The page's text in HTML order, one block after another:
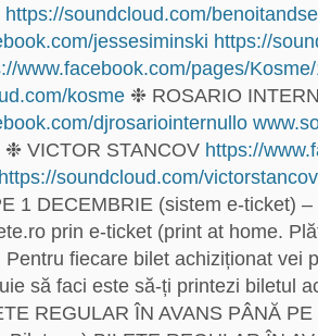
https://soundcloud.com/
jessesiminski https://
www.facebook.com/pages/
kosme ❉ ROSARIO
djrosariointernullo
❉ VICTOR STANCOV https://
https://soundcloud.com/victorstancov
1 DECEMBRIE (sistem e-ticket)
prin e-ticket (print at home.
fiecare bilet achiziționat vei
să faci este să-ți printezi biletul
REGULAR ÎN AVANS PÂNĂ